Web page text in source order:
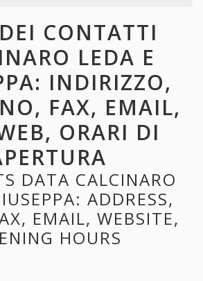
CONTATTI
LEDA E
INDIRIZZO,
FAX, EMAIL,
ORARI DI
DATA CALCINARO
ADDRESS,
EMAIL, WEBSITE,
HOURS